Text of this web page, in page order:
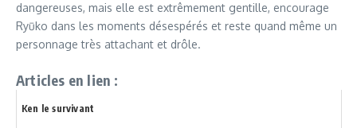
dangereuses, mais elle est extrêmement gentille, encourage
Ryūko dans les moments désespérés et reste quand même un
personnage très attachant et drôle.
Articles en lien :
Ken le survivant